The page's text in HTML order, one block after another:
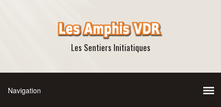
Les Sentiers Initiatiques